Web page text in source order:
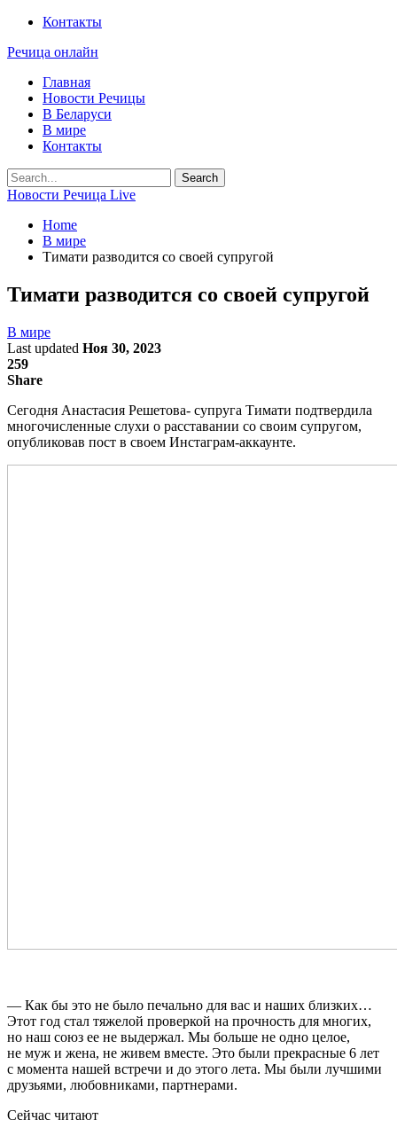
Контакты
Речица онлайн
Главная
Новости Речицы
В Беларуси
В мире
Контакты
Новости Речица Live
Home
В мире
Тимати разводится со своей супругой
Тимати разводится со своей супругой
В мире
Last updated Ноя 30, 2023
259
Share
Сегодня Анастасия Решетова- супруга Тимати подтвердила
многочисленные слухи о расставании со своим супругом,
опубликовав пост в своем Инстаграм-аккаунте.
— Как бы это не было печально для вас и наших близких…
Этот год стал тяжелой проверкой на прочность для многих,
но наш союз ее не выдержал. Мы больше не одно целое,
не муж и жена, не живем вместе. Это были прекрасные 6 лет
с момента нашей встречи и до этого лета. Мы были лучшими
друзьями, любовниками, партнерами.
Сейчас читают